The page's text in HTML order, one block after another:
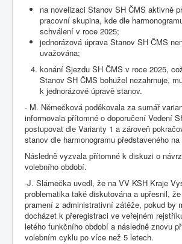
na novelizaci Stanov SH ČMS aktivně
pracovní skupina, kde dle
schválení v roce 2025;
jednorázová úprava Stanov SH ČMS
uvažována;
konání Sjezdu SH ČMS v roce 2025,
Stanov SH ČMS bohužel nezahrnuje,
k jednorázové úpravě stanov.
- M. Němečková poděkovala za sumář
informovala přítomné o doporučení Vedení
postupovat dle Varianty 1 a zároveň
stanov dle harmonogramu představeného
Následně vyzvala přítomné k diskuzi o
volebního období.
-J. Slámečka uvedl, že na VV KSH Kraje
problematika také diskutována a upřesnil,
pramení z administrativní zátěže, pokud by
docházet k přeregistraci ve veřejném
letého funkčního období a následně znovu
volebním cyklu po více než 5 letech.